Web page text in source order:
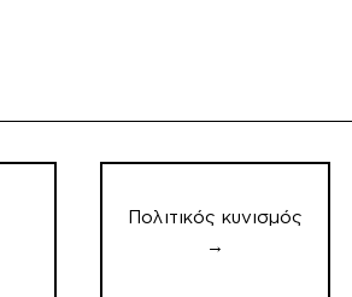
Πολιτικός κυνισμός
→